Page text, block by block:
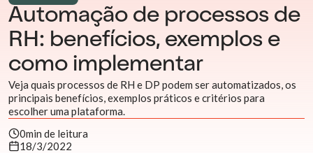
Automação de processos de
RH: benefícios, exemplos e
como implementar
Veja quais processos de RH e DP podem ser automatizados, os
principais benefícios, exemplos práticos e critérios para
escolher uma plataforma.
0min de leitura
18/3/2022